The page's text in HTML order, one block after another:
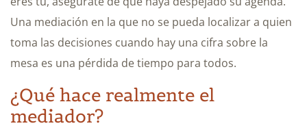
Una mediación en la que no se pueda localizar a quien
toma las decisiones cuando hay una cifra sobre la
mesa es una pérdida de tiempo para todos.
¿Qué hace realmente el
mediador?